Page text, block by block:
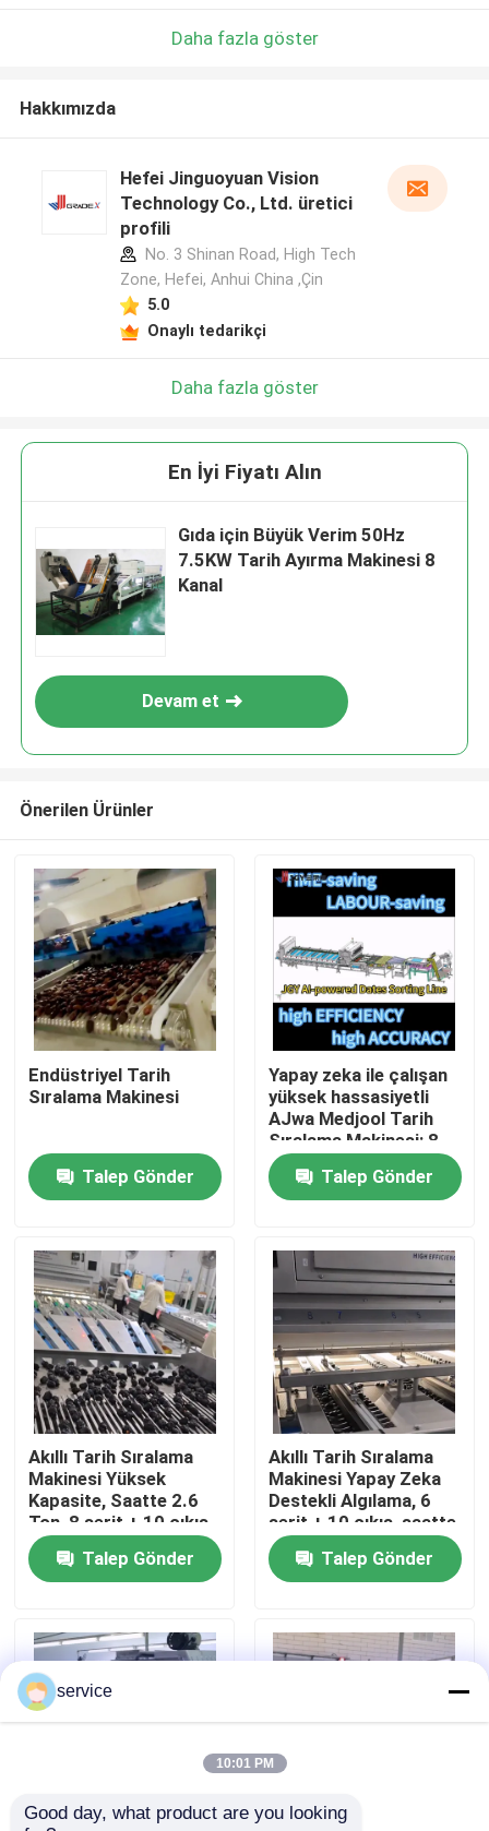
Ana sayfa
Ürünler
VİDEOLAR
VR Gösterisi
Hakkımızda
Fabrika turu
Bize ulaşın
Tarihler Sıralama Makinesi
Daha fazla göster
Hakkımızda
Hefei Jinguoyuan Vision
Technology Co., Ltd. üretici
profili
No. 3 Shinan Road, High Tech
Zone, Hefei, Anhui China ,Çin
5.0
Onaylı tedarikçi
Daha fazla göster
En İyi Fiyatı Alın
Gıda için Büyük Verim 50Hz
7.5KW Tarih Ayırma Makinesi 8
Kanal
Devam et
Önerilen Ürünler
Endüstriyel Tarih
Sıralama Makinesi
Talep Gönder
Yapay zeka ile çalışan
yüksek hassasiyetli
AJwa Medjool Tarih
Sıralama Makinesi: 8
şerit Kapasitesi
Saatte 2.6 Ton 304SS
Talep Gönder
Akıllı Tarih Sıralama
Makinesi Yüksek
Kapasite, Saatte 2.6
Ton, 8 şerit + 10 çıkış,
Gelişmiş Bilgisayar
KontrolüTalep Gönder
Akıllı Tarih Sıralama
Makinesi Yapay Zeka
Destekli Algılama, 6
şerit + 10 çıkış, saatte
1.8 ton, Paslanmaz
Çelik
Talep Gönder
service
10:01 PM
Good day, what product are you looking